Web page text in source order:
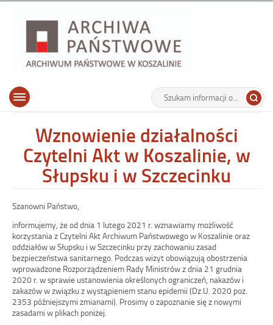
Archiwum Państwowe w Koszalinie
Wyszukiwarka
Tutaj
wpisz
Górne
Otwórz
Wznowienie działalności
Czytelni Akt w Koszalinie, w
Słupsku i w Szczecinku
Szanowni Państwo,
informujemy, że od dnia 1 lutego 2021 r. wznawiamy możliwość
korzystania z Czytelni Akt Archiwum Państwowego w Koszalinie oraz
oddziałów w Słupsku i w Szczecinku przy zachowaniu zasad
bezpieczeństwa sanitarnego. Podczas wizyt obowiązują obostrzenia
wprowadzone Rozporządzeniem Rady Ministrów z dnia 21 grudnia
2020 r. w sprawie ustanowienia określonych ograniczeń, nakazów i
zakazów w związku z wystąpieniem stanu epidemii (Dz.U. 2020 poz.
2353 późniejszymi zmianami). Prosimy o zapoznanie się z nowymi
zasadami w plikach poniżej.